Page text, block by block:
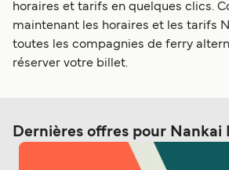
horaires et tarifs en quelques clics.
maintenant les horaires et les tarifs
toutes les compagnies de ferry
réserver votre billet.
Dernières offres pour Nankai